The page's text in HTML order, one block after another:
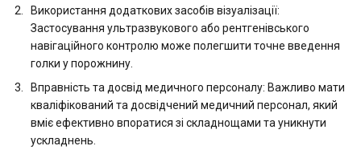
Використання додаткових засобів візуалізації:
Застосування ультразвукового або рентгенівського
навігаційного контролю може полегшити точне введення
голки у порожнину.
Вправність та досвід медичного персоналу: Важливо мати
кваліфікований та досвідчений медичний персонал, який
вміє ефективно впоратися зі складнощами та уникнути
ускладнень.